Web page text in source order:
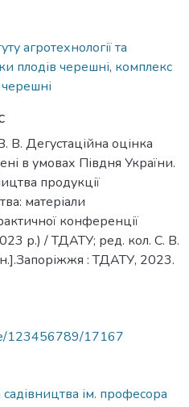
агротехнології та
плодів черешні, комплекс
В. Дегустаційна оцінка
в умовах Півдня України.
продукції
матеріали
конференції
р.) / ТДАТУ; ред. кол. С. В.
: ТДАТУ, 2023.
123456789/17167
ім. професора